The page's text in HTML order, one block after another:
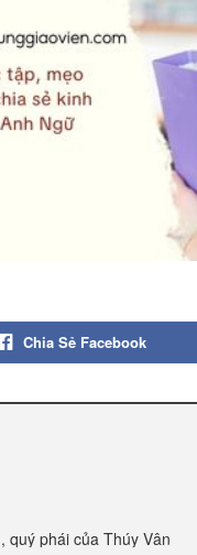
Chia Sẻ Facebook
quý phái của Thúy Vân